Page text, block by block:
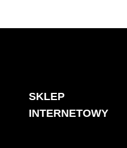
SKLEP
INTERNETOWY